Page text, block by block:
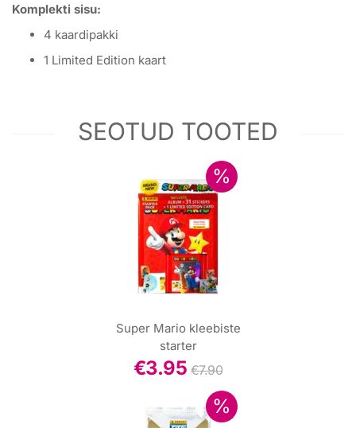
Komplekti sisu:
4 kaardipakki
1 Limited Edition kaart
SEOTUD TOOTED
Super Mario kleebiste
starter
€3.95 €7.90